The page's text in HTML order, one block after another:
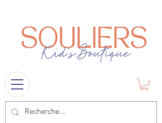
souliers 1841@gmail.com